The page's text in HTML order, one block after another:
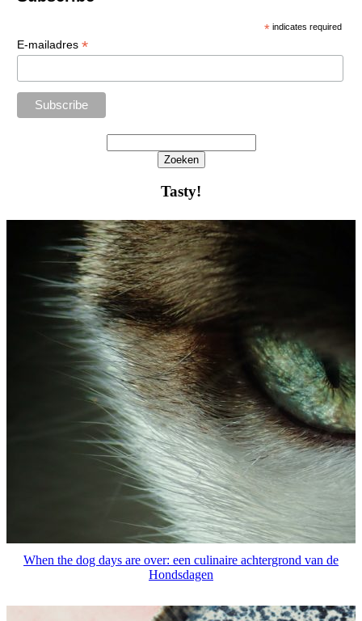
* indicates required
E-mailadres *
Zoeken
zoeken
aan
de
gang
Tasty!
When the dog days are over: een culinaire achtergrond van de
Hondsdagen